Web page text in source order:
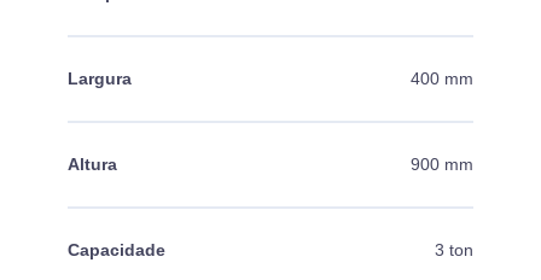
Largura 400 mm
Altura 900 mm
Capacidade 3 ton